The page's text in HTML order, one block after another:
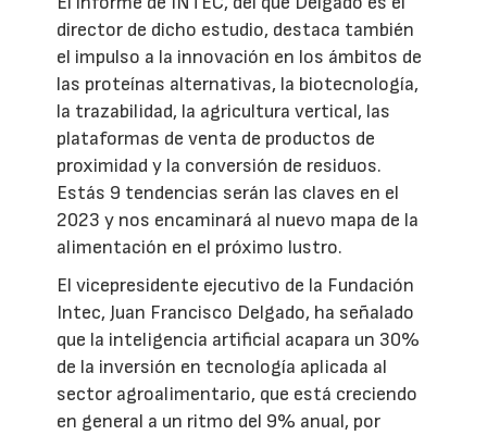
director de dicho estudio, destaca también
el impulso a la innovación en los ámbitos de
las proteínas alternativas, la biotecnología,
la trazabilidad, la agricultura vertical, las
plataformas de venta de productos de
proximidad y la conversión de residuos.
Estás 9 tendencias serán las claves en el
2023 y nos encaminará al nuevo mapa de la
alimentación en el próximo lustro.
El vicepresidente ejecutivo de la Fundación
Intec, Juan Francisco Delgado, ha señalado
que la inteligencia artificial acapara un 30%
de la inversión en tecnología aplicada al
sector agroalimentario, que está creciendo
en general a un ritmo del 9% anual, por